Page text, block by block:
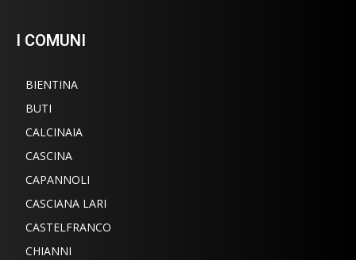
I COMUNI
BIENTINA
BUTI
CALCINAIA
CASCINA
CAPANNOLI
CASCIANA LARI
CASTELFRANCO
CHIANNI